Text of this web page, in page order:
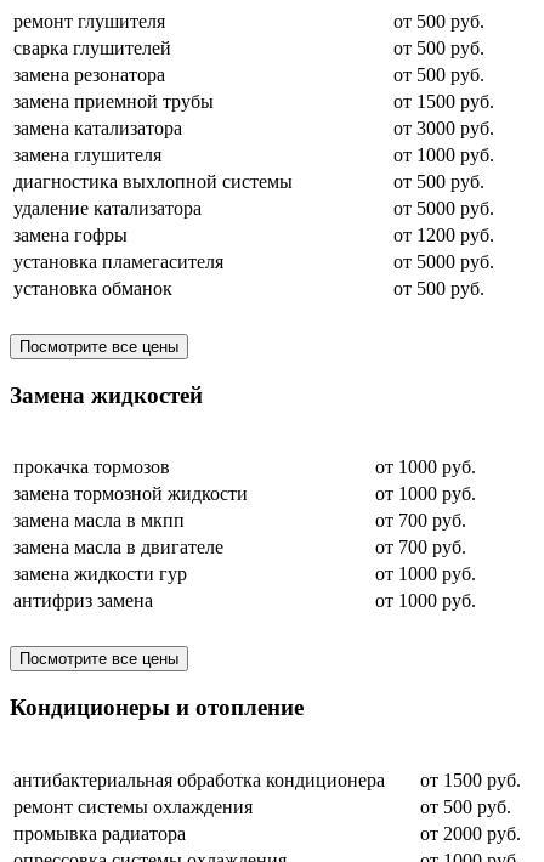
ремонт глушителя
от 500 руб.
сварка глушителей
от 500 руб.
замена резонатора
от 500 руб.
замена приемной трубы
от 1500 руб.
замена катализатора
от 3000 руб.
замена глушителя
от 1000 руб.
диагностика выхлопной системы
от 500 руб.
удаление катализатора
от 5000 руб.
замена гофры
от 1200 руб.
установка пламегасителя
от 5000 руб.
установка обманок
от 500 руб.
Посмотрите все цены
Замена жидкостей
прокачка тормозов
от 1000 руб.
замена тормозной жидкости
от 1000 руб.
замена масла в мкпп
от 700 руб.
замена масла в двигателе
от 700 руб.
замена жидкости гур
от 1000 руб.
антифриз замена
от 1000 руб.
Посмотрите все цены
Кондиционеры и отопление
антибактериальная обработка кондиционера
от 1500 руб.
ремонт системы охлаждения
от 500 руб.
промывка радиатора
от 2000 руб.